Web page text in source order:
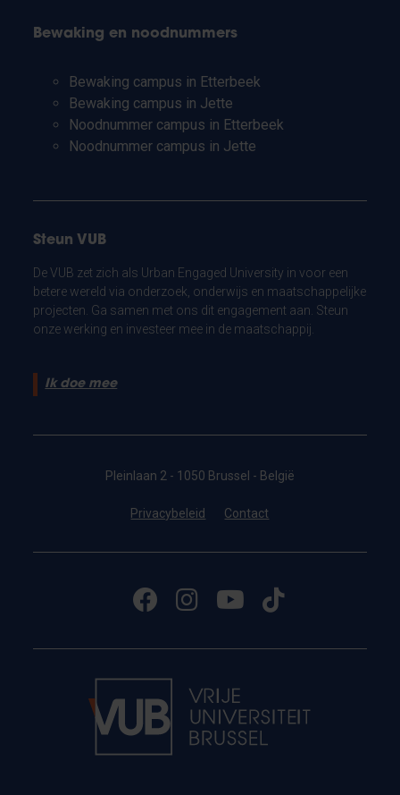
Bewaking en noodnummers
Bewaking campus in Etterbeek
Bewaking campus in Jette
Noodnummer campus in Etterbeek
Noodnummer campus in Jette
Steun VUB
De VUB zet zich als Urban Engaged University in voor een
betere wereld via onderzoek, onderwijs en maatschappelijke
projecten. Ga samen met ons dit engagement aan. Steun
onze werking en investeer mee in de maatschappij.
Ik doe mee
Pleinlaan 2 - 1050 Brussel - België
Privacybeleid Contact